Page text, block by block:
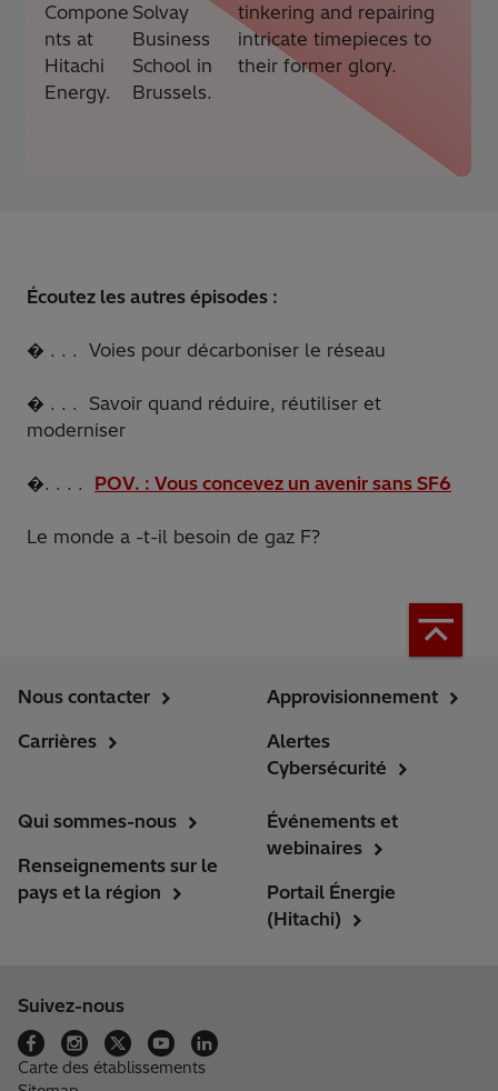
Compone
nts at
Hitachi
Energy.
Solvay
Business
School in
Brussels.
tinkering and repairing
intricate timepieces to
their former glory.
Écoutez les autres épisodes :
� . . . Voies pour décarboniser le réseau
� . . . Savoir quand réduire, réutiliser et
moderniser
�. . . . POV. : Vous concevez un avenir sans SF6
Le monde a -t-il besoin de gaz F?
Nous contacter
Carrières
Approvisionnement
Alertes
Cybersécurité
Qui sommes-nous
Renseignements sur le
pays et la région
Événements et
webinaires
Portail Énergie
(Hitachi)
Suivez-nous
Carte des établissements